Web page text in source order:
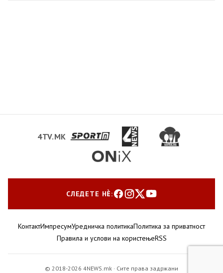
4TV.MK
СЛЕДЕТЕ НЀ:
КонтактИмпресумУредничка политикаПолитика за приватност
Правила и услови на користењеRSS
© 2018-2026 4NEWS.mk · Сите права задржани